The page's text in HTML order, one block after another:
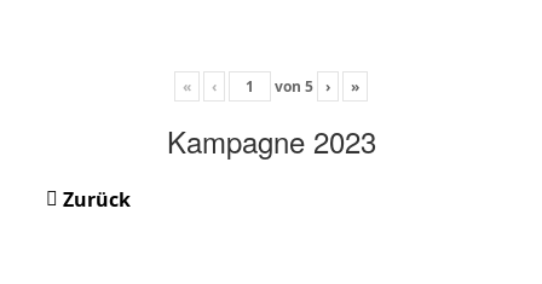
« ‹ von 5 › »
Kampagne 2023
Zurück